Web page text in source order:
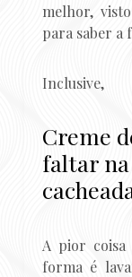
melhor,
para saber a
Inclusive,
Creme
faltar
A pior coisa
forma é